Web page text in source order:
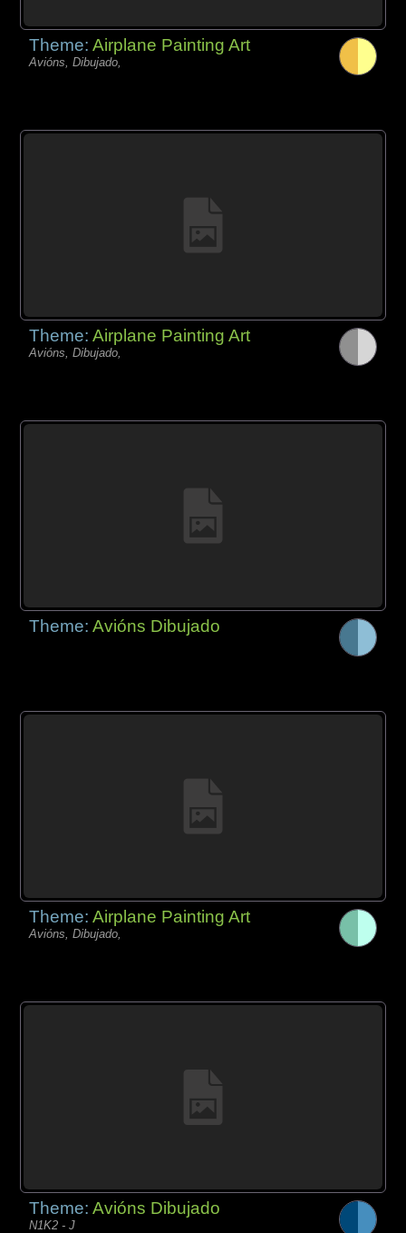
Theme:Airplane Painting Art
Avións, Dibujado,
Theme:Airplane Painting Art
Avións, Dibujado,
Theme:Avións Dibujado
Theme:Airplane Painting Art
Avións, Dibujado,
Theme:Avións Dibujado
N1K2 - J